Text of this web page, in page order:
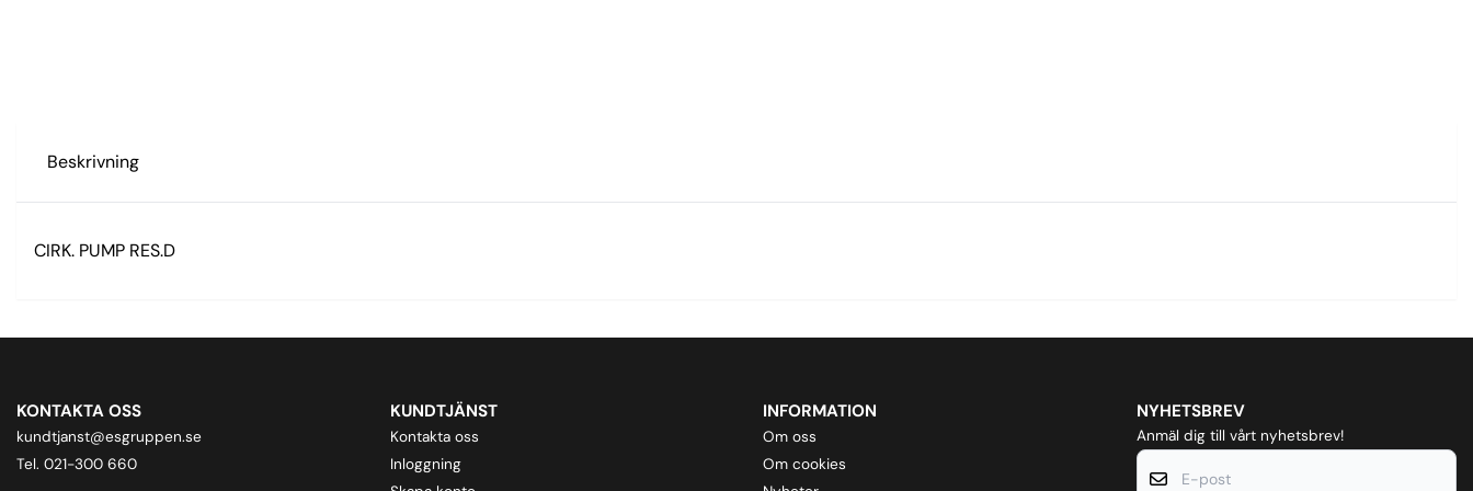
Beskrivning
CIRK. PUMP RES.D
KONTAKTA OSS
kundtjanst@esgruppen.se
Tel. 021-300 660
KUNDTJÄNST
Kontakta oss
Inloggning
INFORMATION
Om oss
Om cookies
NYHETSBREV
Anmäl dig till vårt nyhetsbrev!
E-post